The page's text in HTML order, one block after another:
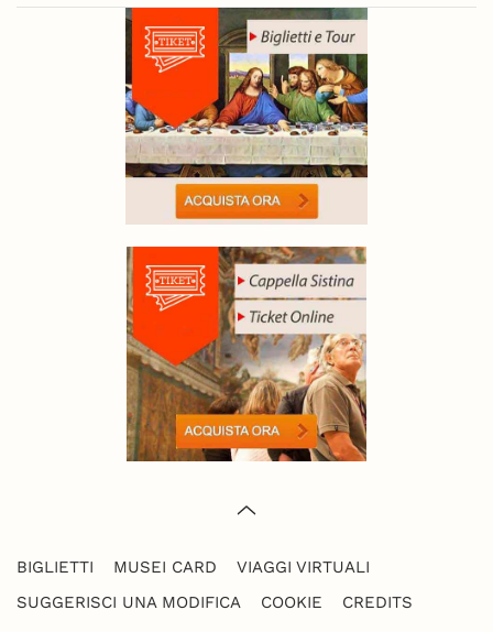
BIGLIETTI MUSEI CARD
VIAGGI VIRTUALI
SUGGERISCI UNA MODIFICA
COOKIE CREDITS